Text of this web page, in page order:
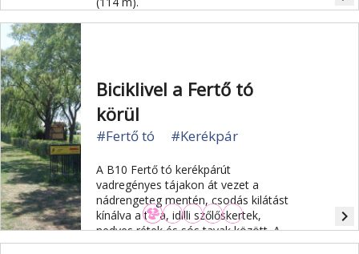
Biciklivel a Fertő tó
körül
#Fertő tó #Kerékpár
A B10 Fertő tó kerékpárút
vadregényes tájakon át vezet a
nádrengeteg mentén, csodás kilátást
kínálva a tóra, idilli szőlőskertek,
nedves rétek és sós tavak között. A
kerékpárút hossza: 135 km, ebből 38
navigate_next